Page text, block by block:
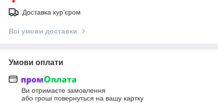
Доставка кур'єром
Всі умови доставки
Умови оплати
Ви отримаєте замовлення
або гроші повернуться на вашу картку